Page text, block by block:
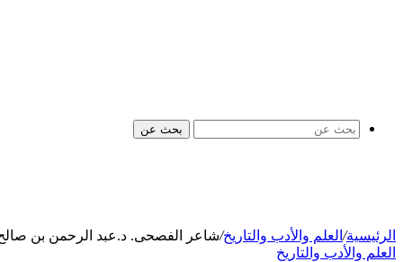
بحث عن
الرئيسية/ العلم والأدب والتاريخ/شاعر الفصحى. د.عبد الرحمن بن
العلم والأدب والتاريخ